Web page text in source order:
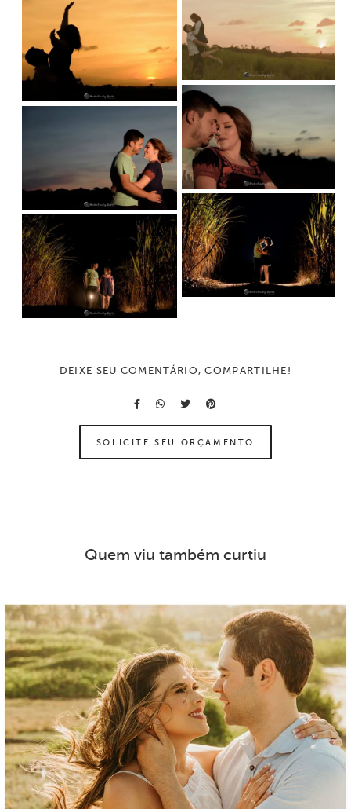
DEIXE SEU COMENTÁRIO, COMPARTILHE!
SOLICITE SEU ORÇAMENTO
Quem viu também curtiu